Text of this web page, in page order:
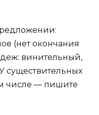
(нет окончания
винительный,
существительных
числе — пишите